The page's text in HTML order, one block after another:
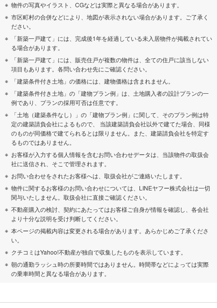
物件の写真やイラスト、CGなどは実際と異なる場合があります。
市区町村の合併などにより、地図が表示されない場合があります。ご了承く
ださい。
「新築一戸建て」には、完成後1年を経過している未入居物件が掲載されてい
る場合があります。
「新築一戸建て」には、販売住戸が複数の物件は、全ての住戸に該当しない
項目もあります。各問い合わせ先にご確認ください。
「建築条件付き土地」の価格には、建物価格は含まれません。
「建築条件付き土地」の「建物プラン例」は、土地購入者の設計プランの一
例であり、プランの採用可否は任意です。
「土地（建築条件なし）」の「建物プラン例」に関して、そのプラン例は特
定の建築請負会社によるもので、 当該建築請負会社以外で建てた場合、同様
のものが同価格で建てられるとは限りません。また、建築請負会社を特定す
るものではありません。
お客様が入力する個人情報を含むお問い合わせデータは、当該物件の取扱会
社に送信され、そこで管理されます。
お問い合わせをされたお客様へは、取扱会社がご連絡いたします。
物件に関するお客様のお問い合わせについては、LINEヤフー株式会社は一切
関与いたしません。取扱会社に直接ご確認ください。
不動産購入の検討、契約にあたってはお客様ご自身が情報を確認し、各会社
より十分な説明を受け判断してください。
本ページの掲載内容は変更される場合があります。あらかじめご了承くださ
い。
クチコミはYahoo!不動産が独自で収集したものを表示しています。
朝の通勤ラッシュ時の所要時間ではありません。時間帯などによっては実際
の乗車時間と異なる場合があります。